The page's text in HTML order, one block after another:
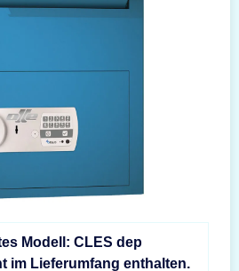
Modell: CLES dep
im Lieferumfang enthalten.